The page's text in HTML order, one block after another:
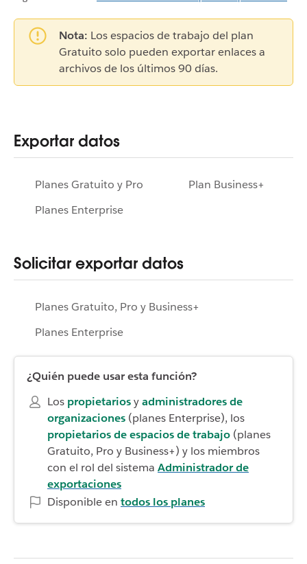
Nota: Los espacios de trabajo del plan
Gratuito solo pueden exportar enlaces a
archivos de los últimos 90 días.
Exportar datos
Planes Gratuito y Pro
Plan Business+
Planes Enterprise
Solicitar exportar datos
Planes Gratuito, Pro y Business+
Planes Enterprise
¿Quién puede usar esta función?
Los propietariosyadministradores de
organizaciones (planes Enterprise), los
propietarios de espacios de trabajo (planes
Gratuito, Pro y Business+) y los miembros
con el rol del sistema Administrador de
exportaciones
Disponible en todos los planes